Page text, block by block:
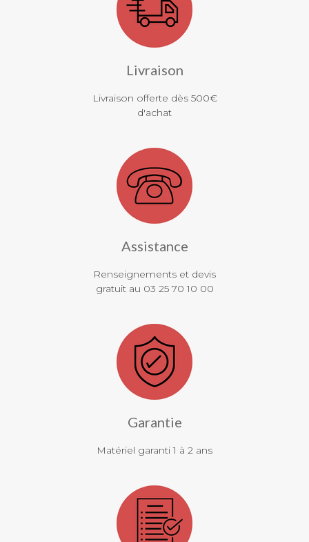
Livraison
Livraison offerte dès 500€
d'achat
Assistance
Renseignements et devis
gratuit au 03 25 70 10 00
Garantie
Matériel garanti 1 à 2 ans